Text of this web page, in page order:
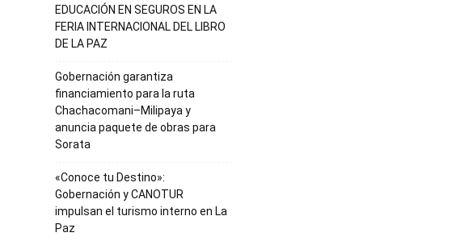
EDUCACIÓN EN SEGUROS EN LA
FERIA INTERNACIONAL DEL LIBRO
DE LA PAZ
Gobernación garantiza
financiamiento para la ruta
Chachacomani–Milipaya y
anuncia paquete de obras para
Sorata
«Conoce tu Destino»:
Gobernación y CANOTUR
impulsan el turismo interno en La
Paz